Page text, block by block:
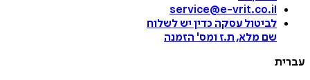
service@e-vrit.co.il
לביטול עסקה כדין יש לשלוח
שם מלא, ת.ז ומס' הזמנה
עברית